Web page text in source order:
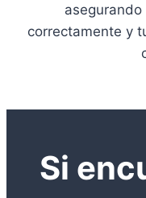
correctamente y
Si